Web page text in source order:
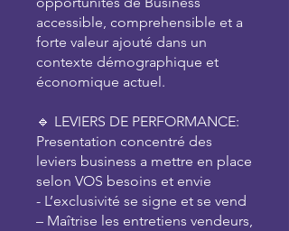
accessible, comprehensible et a
forte valeur ajouté dans un
contexte démographique et
économique actuel.
🔹 LEVIERS DE PERFORMANCE:
Presentation concentré des
leviers business a mettre en place
selon VOS besoins et envie
- L’exclusivité se signe et se vend
– Maîtrise les entretiens vendeurs,